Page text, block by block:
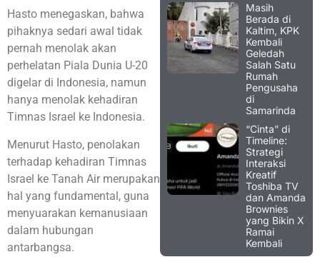
Hasto menegaskan, bahwa
pihaknya sedari awal tidak
pernah menolak akan
perhelatan Piala Dunia U-20
digelar di Indonesia, namun
hanya menolak kehadiran
Timnas Israel ke Indonesia.
Menurut Hasto, penolakan
terhadap kehadiran Timnas
Israel ke Tanah Air merupakan
hal yang fundamental, guna
menyuarakan kemanusiaan
dalam hubungan
antarbangsa.
Masih
Berada di
Kaltim, KPK
Kembali
Geledah
Salah Satu
Rumah
Pengusaha
di
Samarinda
“Cinta” di
Timeline:
Strategi
Interaksi
Kreatif
Toshiba TV
dan Amanda
Brownies
yang Bikin X
Ramai
Kembali